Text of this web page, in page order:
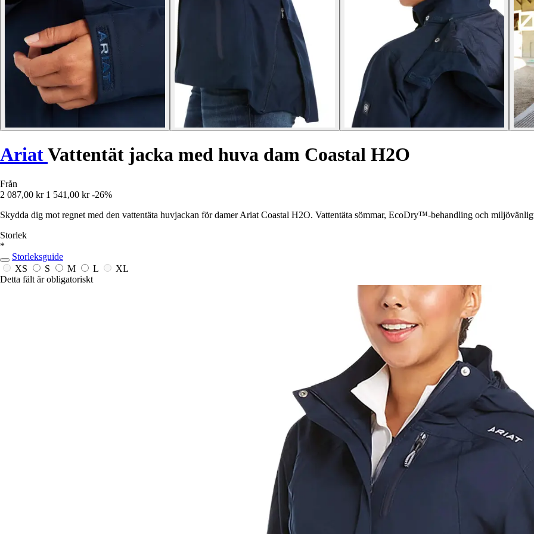
AriatVattentät jacka med huva dam Coastal H2O
Från
2 087,00 kr 1 541,00 kr -26%
Skydda dig mot regnet med den vattentäta huvjackan för damer Ariat Coastal H2O. Vattentäta sömmar, EcoDry™-behandling och
Storlek
*
Storleksguide
XS
S M L
XL
Detta fält är obligatoriskt